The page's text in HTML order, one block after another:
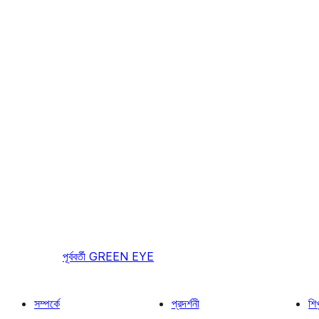
পূর্ববর্তী GREEN EYE
সম্পর্কে
প্রদর্শনী